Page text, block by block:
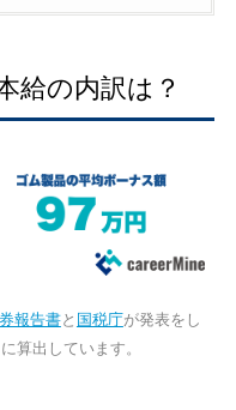
給の内訳は？
報告書と 国税庁が発表をし
算出しています。